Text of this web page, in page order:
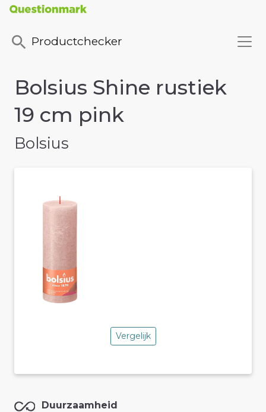
Productchecker
Bolsius Shine rustiek
19 cm pink
Bolsius
Vergelijk
Duurzaamheid